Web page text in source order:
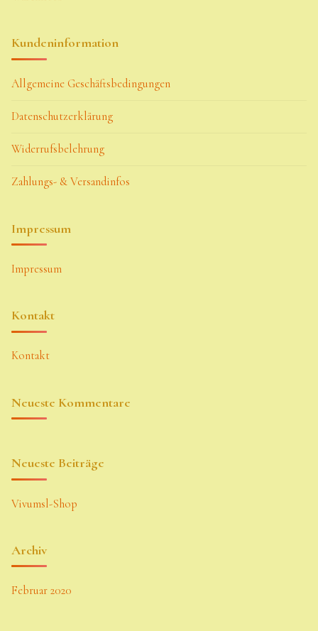
Kundeninformation
Allgemeine Geschäftsbedingungen
Datenschutzerklärung
Widerrufsbelehrung
Zahlungs- & Versandinfos
Impressum
Impressum
Kontakt
Kontakt
Neueste Kommentare
Neueste Beiträge
Vivumsl-Shop
Archiv
Februar 2020